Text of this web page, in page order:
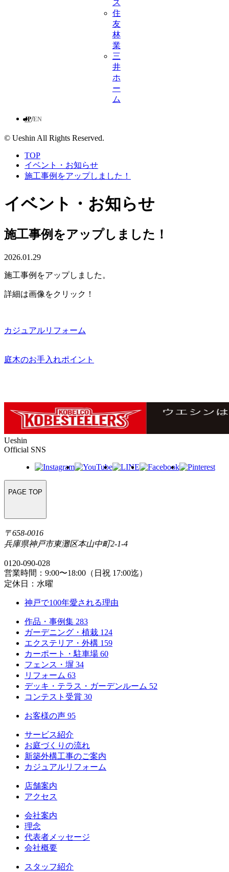
ス
住
友
林
業
三
井
ホ
ー
ム
JP/EN
© Ueshin All Rights Reserved.
TOP
イベント・お知らせ
施工事例をアップしました！
イベント・お知らせ
施工事例をアップしました！
2026.01.29
施工事例をアップしました。
詳細は画像をクリック！
カジュアルリフォーム
庭木のお手入れポイント
Ueshin
Official SNS
PAGE TOP
〒658-0016
兵庫県神戸市東灘区本山中町2-1-4
0120-090-028
営業時間：9:00〜18:00（日祝 17:00迄）
定休日：水曜
神戸で100年愛される理由
作品・事例集 283
ガーデニング・植栽 124
エクステリア・外構 159
カーポート・駐車場 60
フェンス・塀 34
リフォーム 63
デッキ・テラス・ガーデンルーム 52
コンテスト受賞 30
お客様の声 95
サービス紹介
お庭づくりの流れ
新築外構工事のご案内
カジュアルリフォーム
店舗案内
アクセス
会社案内
理念
代表者メッセージ
会社概要
スタッフ紹介